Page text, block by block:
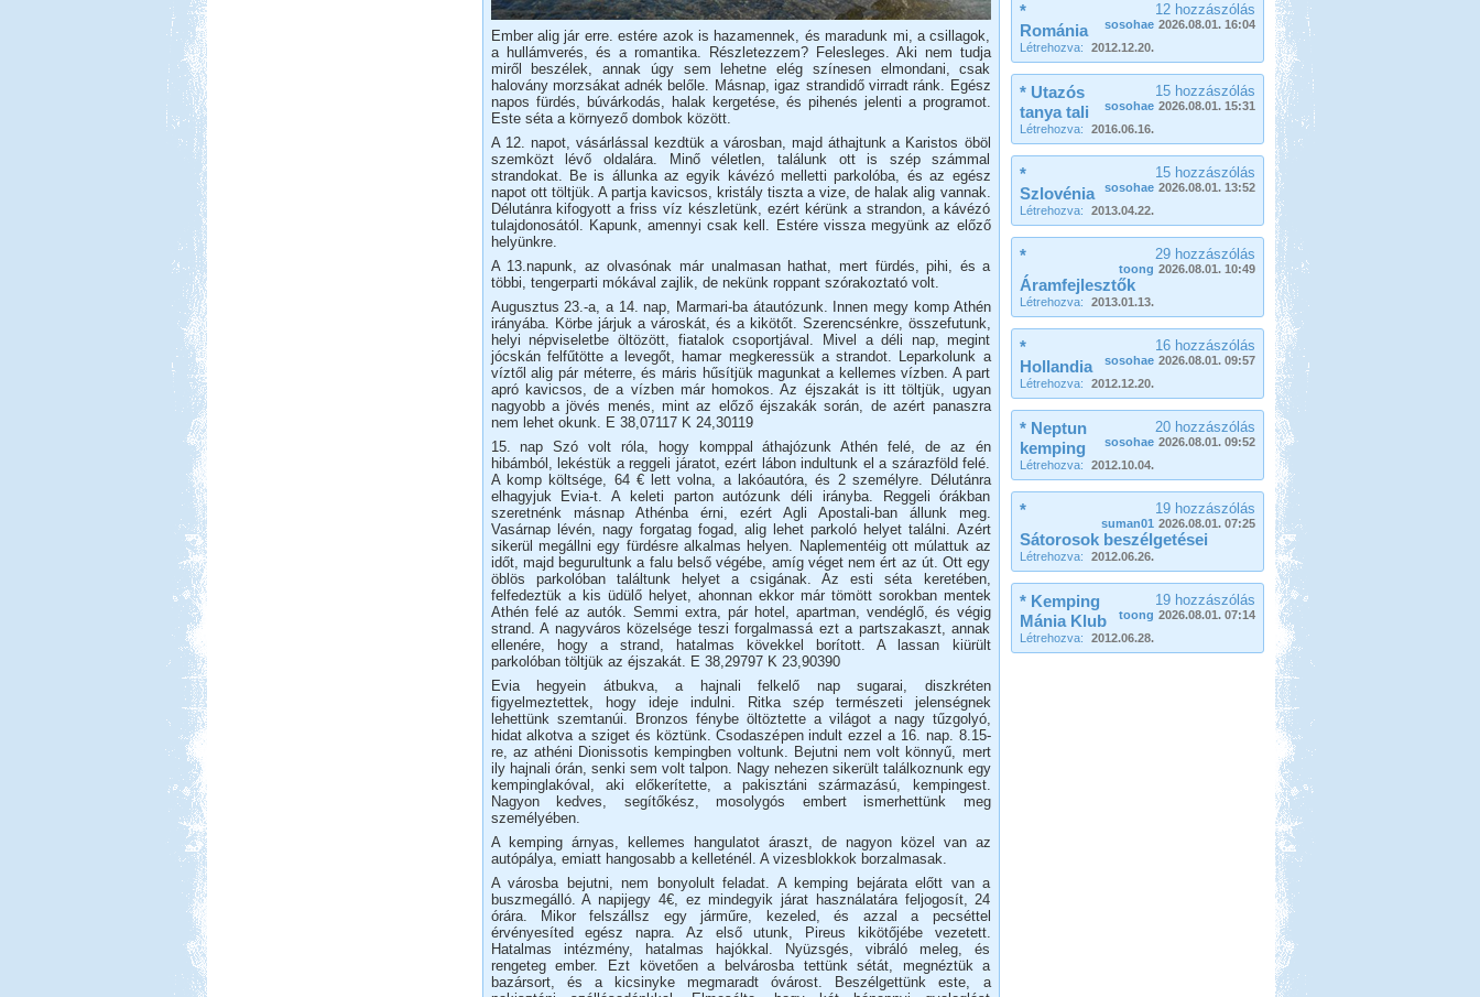
Ember alig jár erre. estére azok is hazamennek, és maradunk mi, a csillagok,
a hullámverés, és a romantika. Részletezzem? Felesleges. Aki nem tudja
miről beszélek, annak úgy sem lehetne elég színesen elmondani, csak
halovány morzsákat adnék belőle. Másnap, igaz strandidő virradt ránk. Egész
napos fürdés, búvárkodás, halak kergetése, és pihenés jelenti a programot.
Este séta a környező dombok között.
A 12. napot, vásárlással kezdtük a városban, majd áthajtunk a Karistos öböl
szemközt lévő oldalára. Minő véletlen, találunk ott is szép számmal
strandokat. Be is állunka az egyik kávézó melletti parkolóba, és az egész
napot ott töltjük. A partja kavicsos, kristály tiszta a vize, de halak alig vannak.
Délutánra kifogyott a friss víz készletünk, ezért kérünk a strandon, a kávézó
tulajdonosától. Kapunk, amennyi csak kell. Estére vissza megyünk az előző
helyünkre.
A 13.napunk, az olvasónak már unalmasan hathat, mert fürdés, pihi, és a
többi, tengerparti mókával zajlik, de nekünk roppant szórakoztató volt.
Augusztus 23.-a, a 14. nap, Marmari-ba átautózunk. Innen megy komp Athén
irányába. Körbe járjuk a városkát, és a kikötőt. Szerencsénkre, összefutunk,
helyi népviseletbe öltözött, fiatalok csoportjával. Mivel a déli nap, megint
jócskán felfűtötte a levegőt, hamar megkeressük a strandot. Leparkolunk a
víztől alig pár méterre, és máris hűsítjük magunkat a kellemes vízben. A part
apró kavicsos, de a vízben már homokos. Az éjszakát is itt töltjük, ugyan
nagyobb a jövés menés, mint az előző éjszakák során, de azért panaszra
nem lehet okunk. E 38,07117 K 24,30119
15. nap Szó volt róla, hogy komppal áthajózunk Athén felé, de az én
hibámból, lekéstük a reggeli járatot, ezért lábon indultunk el a szárazföld felé.
A komp költsége, 64 € lett volna, a lakóautóra, és 2 személyre. Délutánra
elhagyjuk Evia-t. A keleti parton autózunk déli irányba. Reggeli órákban
szeretnénk másnap Athénba érni, ezért Agli Apostali-ban állunk meg.
Vasárnap lévén, nagy forgatag fogad, alig lehet parkoló helyet találni. Azért
sikerül megállni egy fürdésre alkalmas helyen. Naplementéig ott múlattuk az
időt, majd begurultunk a falu belső végébe, amíg véget nem ért az út. Ott egy
öblös parkolóban találtunk helyet a csigának. Az esti séta keretében,
felfedeztük a kis üdülő helyet, ahonnan ekkor már tömött sorokban mentek
Athén felé az autók. Semmi extra, pár hotel, apartman, vendéglő, és végig
strand. A nagyváros közelsége teszi forgalmassá ezt a partszakaszt, annak
ellenére, hogy a strand, hatalmas kövekkel borított. A lassan kiürült
parkolóban töltjük az éjszakát. E 38,29797 K 23,90390
Evia hegyein átbukva, a hajnali felkelő nap sugarai, diszkréten
figyelmeztettek, hogy ideje indulni. Ritka szép természeti jelenségnek
lehettünk szemtanúi. Bronzos fénybe öltöztette a világot a nagy tűzgolyó,
hidat alkotva a sziget és köztünk. Csodaszépen indult ezzel a 16. nap. 8.15-
re, az athéni Dionissotis kempingben voltunk. Bejutni nem volt könnyű, mert
ily hajnali órán, senki sem volt talpon. Nagy nehezen sikerült találkoznunk egy
kempinglakóval, aki előkerítette, a pakisztáni származású, kempingest.
Nagyon kedves, segítőkész, mosolygós embert ismerhettünk meg
személyében.
A kemping árnyas, kellemes hangulatot áraszt, de nagyon közel van az
autópálya, emiatt hangosabb a kelleténél. A vizesblokkok borzalmasak.
A városba bejutni, nem bonyolult feladat. A kemping bejárata előtt van a
buszmegálló. A napijegy 4€, ez mindegyik járat használatára feljogosít, 24
órára. Mikor felszállsz egy járműre, kezeled, és azzal a pecséttel
érvényesíted egész napra. Az első utunk, Pireus kikötőjébe vezetett.
Hatalmas intézmény, hatalmas hajókkal. Nyüzsgés, vibráló meleg, és
rengeteg ember. Ezt követően a belvárosba tettünk sétát, megnéztük a
bazársort, és a kicsinyke megmaradt óvárost. Beszélgettünk este, a
12 hozzászólás
sosohae 2026.08.01. 16:04
*
Románia
Létrehozva: 2012.12.20.
15 hozzászólás
sosohae 2026.08.01. 15:31
* Utazós
tanya tali
Létrehozva: 2016.06.16.
15 hozzászólás
sosohae 2026.08.01. 13:52
*
Szlovénia
Létrehozva: 2013.04.22.
29 hozzászólás
toong 2026.08.01. 10:49
*
Áramfejlesztők
Létrehozva: 2013.01.13.
16 hozzászólás
sosohae 2026.08.01. 09:57
*
Hollandia
Létrehozva: 2012.12.20.
20 hozzászólás
sosohae 2026.08.01. 09:52
* Neptun
kemping
Létrehozva: 2012.10.04.
19 hozzászólás
suman01 2026.08.01. 07:25
*
Sátorosok beszélgetései
Létrehozva: 2012.06.26.
19 hozzászólás
toong 2026.08.01. 07:14
* Kemping
Mánia Klub
Létrehozva: 2012.06.28.